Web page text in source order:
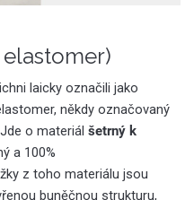
laicky označili jako
někdy označovaný
o materiál šetrný k
a 100%
z toho materiálu jsou
buněčnou strukturu,